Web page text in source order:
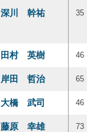
深川 幹祐 35
田村 英樹 46
岸田 哲治 65
大橋 武司 46
藤原 幸雄 73